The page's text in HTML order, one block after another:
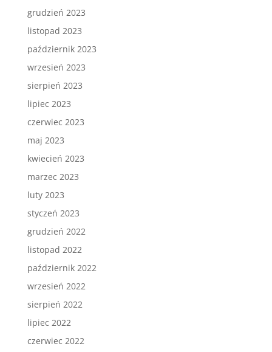
grudzień 2023
listopad 2023
październik 2023
wrzesień 2023
sierpień 2023
lipiec 2023
czerwiec 2023
maj 2023
kwiecień 2023
marzec 2023
luty 2023
styczeń 2023
grudzień 2022
listopad 2022
październik 2022
wrzesień 2022
sierpień 2022
lipiec 2022
czerwiec 2022